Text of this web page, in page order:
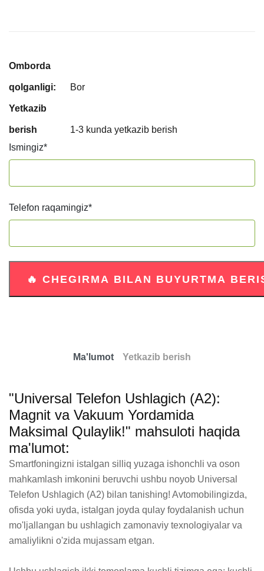
Omborda
qolganligi: Bor
Yetkazib
berish
1-3 kunda yetkazib berish
Ismingiz*
Telefon raqamingiz*
Ma'lumot Yetkazib berish
"Universal Telefon Ushlagich (A2):
Magnit va Vakuum Yordamida
Maksimal Qulaylik!" mahsuloti haqida
ma'lumot:
Smartfoningizni istalgan silliq yuzaga ishonchli va oson
mahkamlash imkonini beruvchi ushbu noyob Universal
Telefon Ushlagich (A2) bilan tanishing! Avtomobilingizda,
ofisda yoki uyda, istalgan joyda qulay foydalanish uchun
mo'ljallangan bu ushlagich zamonaviy texnologiyalar va
amaliylikni o'zida mujassam etgan.